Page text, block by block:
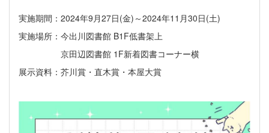
実施期間：2024年9月27日(金)～2024年11月30日(土)
実施場所：今出川図書館 B1F低書架上
京田辺図書館 1F新着図書コーナー横
展示資料：芥川賞・直木賞・本屋大賞